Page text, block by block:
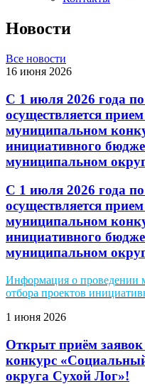
Новости
Все новости
16 июня 2026
С 1 июля 2026 года по
осуществляется
муниципальном
инициативного
муниципальном
С 1 июля 2026 года по
осуществляется
муниципальном
инициативного
муниципальном
Информация о проведении
отбора проектов
1 июня 2026
Открыт приём
конкурс
округа Сухой Лог»!